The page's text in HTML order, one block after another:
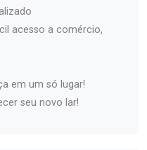
acesso a comércio,
em um só lugar!
seu novo lar!